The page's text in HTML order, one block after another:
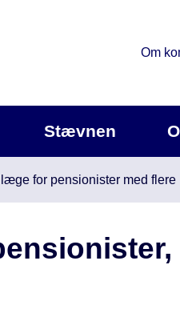
Om
Stævnen
for pensionister med flere